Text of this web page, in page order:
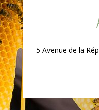
5 Avenue de la